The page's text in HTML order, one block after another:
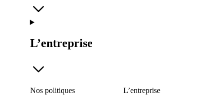
L’entreprise
Nos politiques
L’entreprise